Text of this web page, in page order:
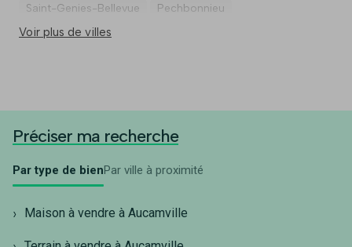
Saint-Genies-Bellevue
Pechbonnieu
Voir plus de villes
Préciser ma recherche
Par type de bienPar ville à proximité
Maison à vendre à Aucamville